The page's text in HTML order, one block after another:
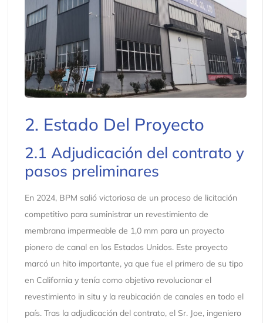
2. Estado Del Proyecto
2.1 Adjudicación del contrato y
pasos preliminares
En 2024, BPM salió victoriosa de un proceso de licitación
competitivo para suministrar un revestimiento de
membrana impermeable de 1,0 mm para un proyecto
pionero de canal en los Estados Unidos. Este proyecto
marcó un hito importante, ya que fue el primero de su tipo
en California y tenía como objetivo revolucionar el
revestimiento in situ y la reubicación de canales en todo el
país. Tras la adjudicación del contrato, el Sr. Joe, ingeniero